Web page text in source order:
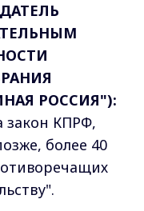
РОССИЯ"):
закон КПРФ,
более 40